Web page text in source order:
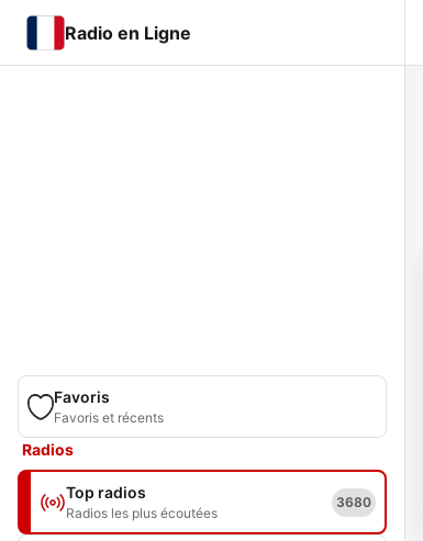
Radio en Ligne
Favoris
Favoris et récents
Radios
Top radios
Radios les plus écoutées
3680